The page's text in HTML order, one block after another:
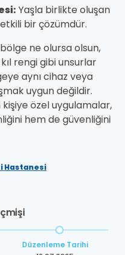
Yaşla birlikte oluşan
bir çözümdür.
ne olursa olsun,
rengi gibi unsurlar
aynı cihaz veya
uygun değildir.
özel uygulamalar,
hem de güvenliğini
Hastanesi
Düzenleme Tarihi